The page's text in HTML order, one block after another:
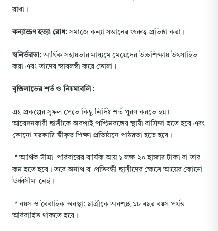
রাখা।
কন্যাভ্রূণ হত্যা রোধ:সমাজে কন্যা সন্তানের গুরুত্ব প্রতিষ্ঠা করা।
স্বনির্ভরতা:আর্থিক সহায়তার মাধ্যমে মেয়েদের উচ্চশিক্ষায় উৎসাহিত
করা এবং তাদের স্বাবলম্বী করে তোলা।
বৃত্তিলাভের শর্ত ও নিয়মাবলি :
এই প্রকল্পের সুফল পেতে কিছু নির্দিষ্ট শর্ত পূরণ করতে হয়।
আবেদনকারী ছাত্রীকে অবশ্যই পশ্চিমবঙ্গের স্থায়ী বাসিন্দা হতে হবে এবং
কোনো সরকারি স্বীকৃত শিক্ষা প্রতিষ্ঠানে পাঠরতা হতে হবে।
* আর্থিক সীমা: পরিবারের বার্ষিক আয় ১ লক্ষ ২০ হাজার টাকা বা তার
কম হতে হবে। তবে অনাথ বা প্রতিবন্ধী ছাত্রীদের ক্ষেত্রে আয়ের কোনো
ঊর্ধ্বসীমা নেই।
* বয়স ও বৈবাহিক অবস্থা: ছাত্রীকে অবশ্যই ১৮ বছর বয়স পর্যন্ত
অবিবাহিত থাকতে হবে।